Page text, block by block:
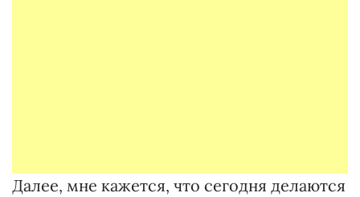
Далее, мне кажется, что сегодня делаются